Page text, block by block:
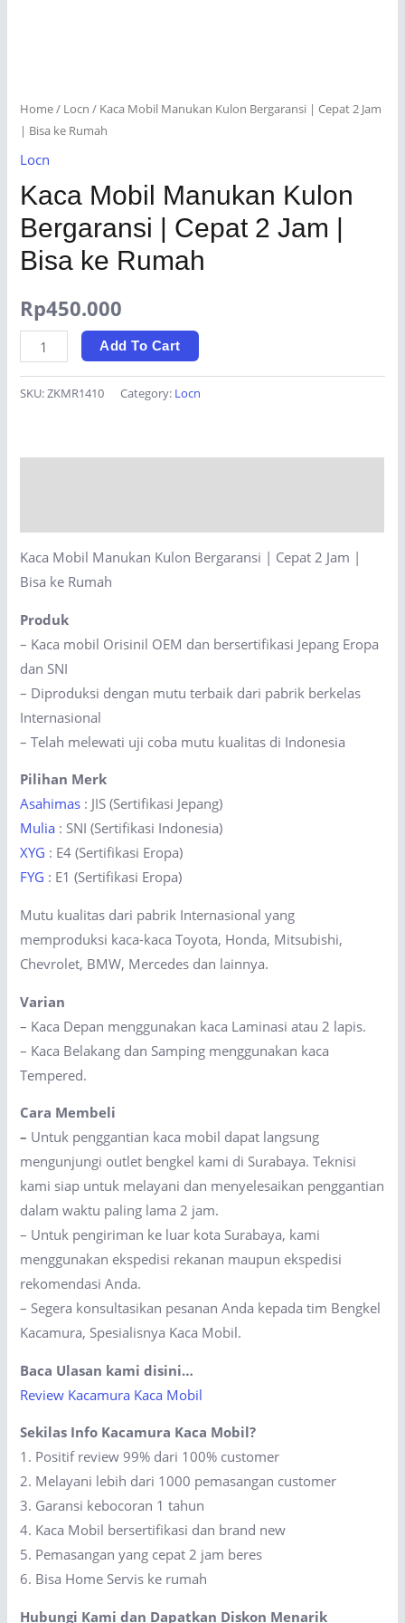
Home/ Locn / Kaca Mobil Manukan Kulon Bergaransi | Cepat 2 Jam
| Bisa ke Rumah
Locn
Kaca Mobil Manukan Kulon
Bergaransi | Cepat 2 Jam |
Bisa ke Rumah
Rp450.000
Kaca
Mobil
Manukan
Jam
|
Bisa
ke
Rumah
quantity
Add To Cart
SKU:ZKMR1410 Category: Locn
Kaca Mobil Manukan Kulon Bergaransi | Cepat 2 Jam |
Bisa ke Rumah
Produk
– Kaca mobil Orisinil OEM dan bersertifikasi Jepang Eropa
dan SNI
– Diproduksi dengan mutu terbaik dari pabrik berkelas
Internasional
– Telah melewati uji coba mutu kualitas di Indonesia
Pilihan Merk
Asahimas : JIS (Sertifikasi Jepang)
Mulia : SNI (Sertifikasi Indonesia)
XYG : E4 (Sertifikasi Eropa)
FYG : E1 (Sertifikasi Eropa)
Mutu kualitas dari pabrik Internasional yang
memproduksi kaca-kaca Toyota, Honda, Mitsubishi,
Chevrolet, BMW, Mercedes dan lainnya.
Varian
– Kaca Depan menggunakan kaca Laminasi atau 2 lapis.
– Kaca Belakang dan Samping menggunakan kaca
Tempered.
Cara Membeli
– Untuk penggantian kaca mobil dapat langsung
mengunjungi outlet bengkel kami di Surabaya. Teknisi
kami siap untuk melayani dan menyelesaikan penggantian
dalam waktu paling lama 2 jam.
– Untuk pengiriman ke luar kota Surabaya, kami
menggunakan ekspedisi rekanan maupun ekspedisi
rekomendasi Anda.
– Segera konsultasikan pesanan Anda kepada tim Bengkel
Kacamura, Spesialisnya Kaca Mobil.
Baca Ulasan kami disini…
Review Kacamura Kaca Mobil
Sekilas Info Kacamura Kaca Mobil?
1. Positif review 99% dari 100% customer
2. Melayani lebih dari 1000 pemasangan customer
3. Garansi kebocoran 1 tahun
4. Kaca Mobil bersertifikasi dan brand new
5. Pemasangan yang cepat 2 jam beres
6. Bisa Home Servis ke rumah
Hubungi Kami dan Dapatkan Diskon Menarik